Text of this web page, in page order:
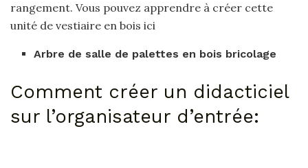
rangement. Vous pouvez apprendre à créer cette
unité de vestiaire en bois ici
Arbre de salle de palettes en bois bricolage
Comment créer un didacticiel
sur l’organisateur d’entrée: